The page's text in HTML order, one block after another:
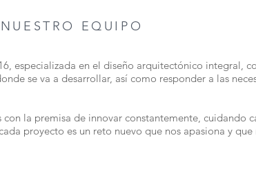
NUESTRO EQUIPO
especializada en el diseño arquitectónico integral,
se va a desarrollar, así como responder a las
la premisa de innovar constantemente, cuidando
proyecto es un reto nuevo que nos apasiona y